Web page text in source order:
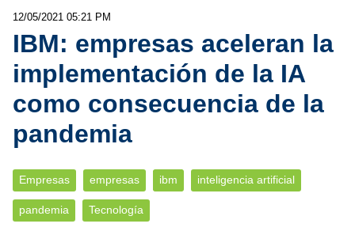
12/05/2021 05:21 PM
IBM: empresas aceleran la
implementación de la IA
como consecuencia de la
pandemia
Empresas empresas ibm inteligencia artificial
pandemia Tecnología